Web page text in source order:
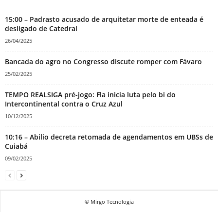
15:00 – Padrasto acusado de arquitetar morte de enteada é
desligado de Catedral
26/04/2025
Bancada do agro no Congresso discute romper com Fávaro
25/02/2025
TEMPO REALSIGA pré-jogo: Fla inicia luta pelo bi do
Intercontinental contra o Cruz Azul
10/12/2025
10:16 – Abilio decreta retomada de agendamentos em UBSs de
Cuiabá
09/02/2025
© Mirgo Tecnologia